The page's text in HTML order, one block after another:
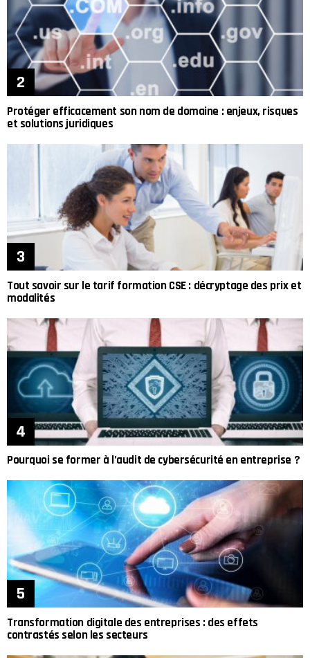
Protéger efficacement son nom de domaine : enjeux, risques
et solutions juridiques
Tout savoir sur le tarif formation CSE : décryptage des prix et
modalités
Pourquoi se former à l’audit de cybersécurité en entreprise ?
Transformation digitale des entreprises : des effets
contrastés selon les secteurs